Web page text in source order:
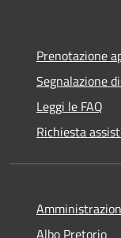
Prenotazione
Segnalazione
Leggi le FAQ
Richiesta